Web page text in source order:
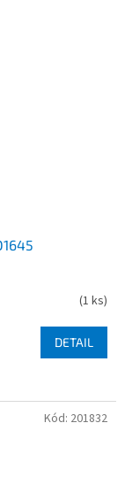
(1 ks)
DETAIL
Kód: 201832